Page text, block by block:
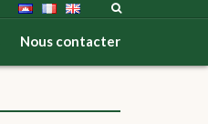
Nous contacter